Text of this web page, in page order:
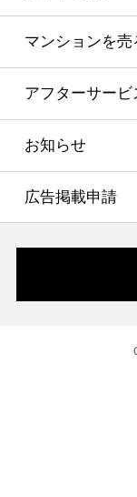
マンションを売
アフターサービ
お知らせ
広告掲載申請